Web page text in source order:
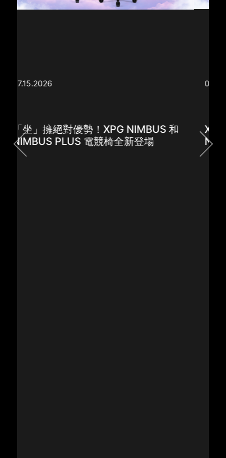
07.15.2026
XPG Unveils the New NIMBUS and
NIMBUS PLUS Gaming Chairs